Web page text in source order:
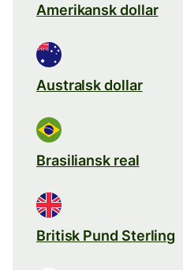
Amerikansk dollar
Australsk dollar
Brasiliansk real
Britisk Pund Sterling